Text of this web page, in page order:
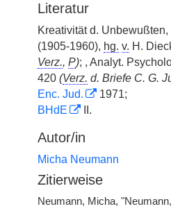
Literatur
Kreativität d. Unbewußten,
(1905-1960), hg. v. H.
Verz., P); , Analyt.
420 (Verz. d. Briefe C. G.
Enc. Jud.
1971;
BHdE
II.
Autor/in
Micha Neumann
Zitierweise
Neumann, Micha,